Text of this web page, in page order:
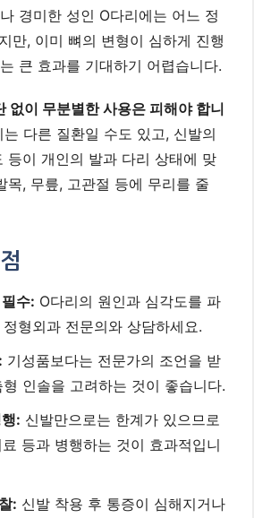
경미한 성인 O다리에는 어느 정
만, 이미 뼈의 변형이 심하게 진행
큰 효과를 기대하기 어렵습니다.
없이 무분별한 사용은 피해야 합니
다른 질환일 수도 있고, 신발의
등이 개인의 발과 다리 상태에 맞
목, 무릎, 고관절 등에 무리를 줄
수: O다리의 원인과 심각도를 파
형외과 전문의와 상담하세요.
기성품보다는 전문가의 조언을 받
인솔을 고려하는 것이 좋습니다.
: 신발만으로는 한계가 있으므로
등과 병행하는 것이 효과적입니
: 신발 착용 후 통증이 심해지거나